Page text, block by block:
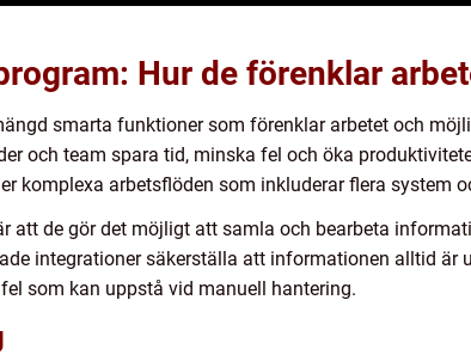
Hur de förenklar
smarta funktioner som förenklar arbetet och
och team spara tid, minska fel och öka
komplexa arbetsflöden som inkluderar flera system
att de gör det möjligt att samla och bearbeta
integrationer säkerställa att informationen alltid är
som kan uppstå vid manuell hantering.